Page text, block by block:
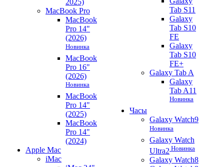
2025)
MacBook Pro
MacBook
Pro 14"
(2026)
Новинка
MacBook
Pro 16"
(2026)
Новинка
MacBook
Pro 14"
(2025)
MacBook
Pro 14"
(2024)
Apple Mac
iMac
Tab S11
Galaxy
Tab S10
FE
Galaxy
Tab S10
FE+
Galaxy Tab A
Galaxy
Tab A11
Новинка
Часы
Galaxy Watch9
Новинка
Galaxy Watch
Ultra2 Новинка
Galaxy Watch8